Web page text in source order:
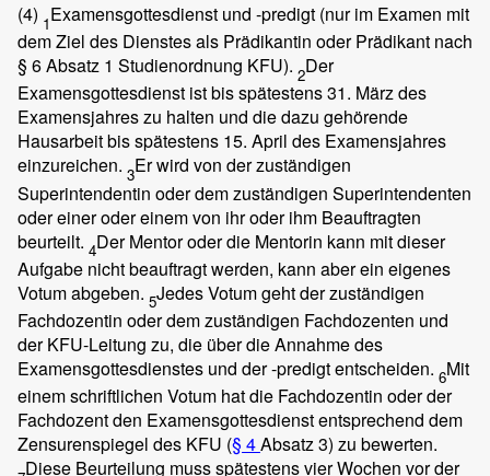
(4) 1Examensgottesdienst und -predigt (nur im Examen mit
dem Ziel des Dienstes als Prädikantin oder Prädikant nach
§ 6 Absatz 1 Studienordnung KFU). 2Der
Examensgottesdienst ist bis spätestens 31. März des
Examensjahres zu halten und die dazu gehörende
Hausarbeit bis spätestens 15. April des Examensjahres
einzureichen. 3Er wird von der zuständigen
Superintendentin oder dem zuständigen Superintendenten
oder einer oder einem von ihr oder ihm Beauftragten
beurteilt. 4Der Mentor oder die Mentorin kann mit dieser
Aufgabe nicht beauftragt werden, kann aber ein eigenes
Votum abgeben. 5Jedes Votum geht der zuständigen
Fachdozentin oder dem zuständigen Fachdozenten und
der KFU-Leitung zu, die über die Annahme des
Examensgottesdienstes und der -predigt entscheiden. 6Mit
einem schriftlichen Votum hat die Fachdozentin oder der
Fachdozent den Examensgottesdienst entsprechend dem
Zensurenspiegel des KFU (§ 4Absatz 3) zu bewerten.
Diese Beurteilung muss spätestens vier Wochen vor der